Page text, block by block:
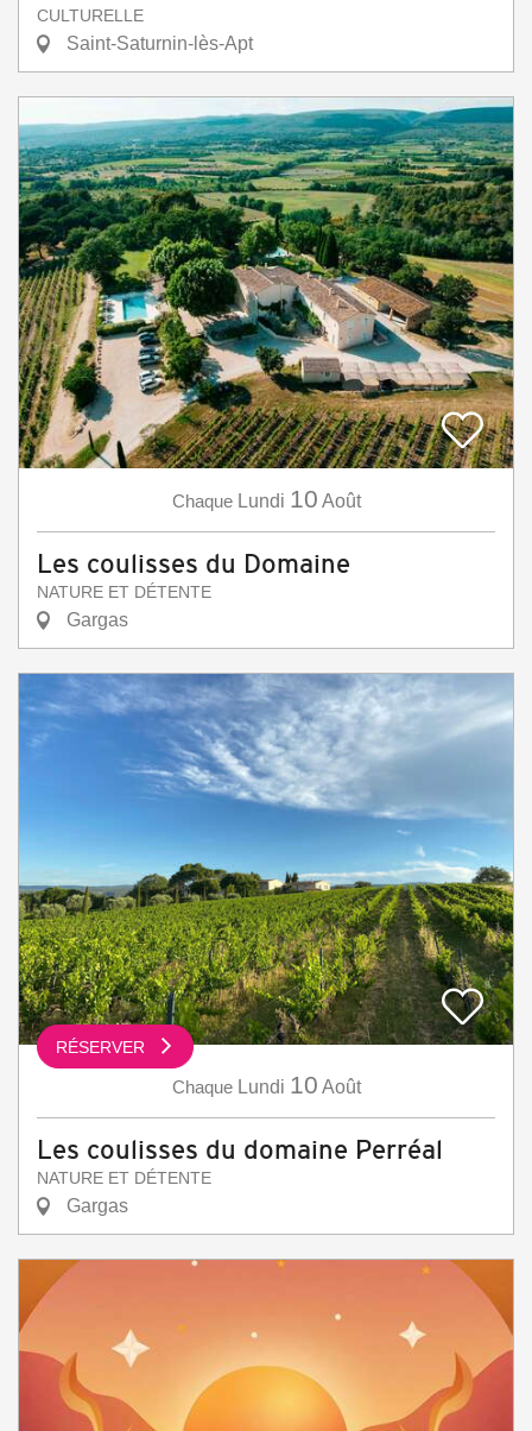
CULTURELLE
Saint-Saturnin-lès-Apt
Chaque Lundi 10 Août
Les coulisses du Domaine
NATURE ET DÉTENTE
Gargas
RÉSERVER
Chaque Lundi 10 Août
Les coulisses du domaine Perréal
NATURE ET DÉTENTE
Gargas